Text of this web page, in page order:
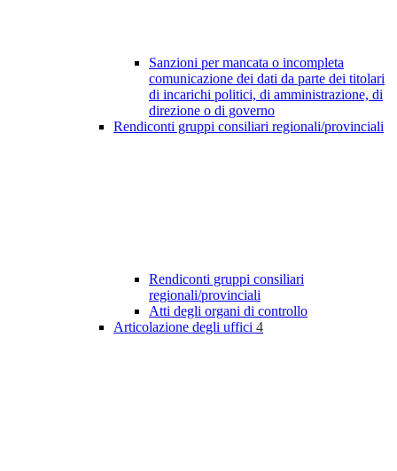
Sanzioni per mancata o incompleta
comunicazione dei dati da parte dei titolari
di incarichi politici, di amministrazione, di
direzione o di governo
Rendiconti gruppi consiliari regionali/provinciali
Rendiconti gruppi consiliari
regionali/provinciali
Atti degli organi di controllo
Articolazione degli uffici 4